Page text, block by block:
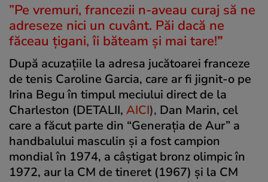
”Pe vremuri, francezii n-aveau curaj să ne
adreseze nici un cuvânt. Păi dacă ne
făceau țigani, îi băteam și mai tare!”
După acuzațiile la adresa jucătoarei franceze
de tenis Caroline Garcia, care ar fi jignit-o pe
Irina Begu în timpul meciului direct de la
Charleston (DETALII, AICI), Dan Marin, cel
care a făcut parte din “Generaţia de Aur” a
handbalului masculin și a fost campion
mondial în 1974, a câștigat bronz olimpic în
1972, aur la CM de tineret (1967) şi la CM